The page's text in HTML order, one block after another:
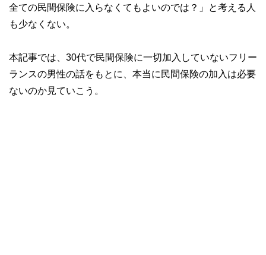
全ての民間保険に入らなくてもよいのでは？」と考える人
も少なくない。
本記事では、30代で民間保険に一切加入していないフリー
ランスの男性の話をもとに、本当に民間保険の加入は必要
ないのか見ていこう。